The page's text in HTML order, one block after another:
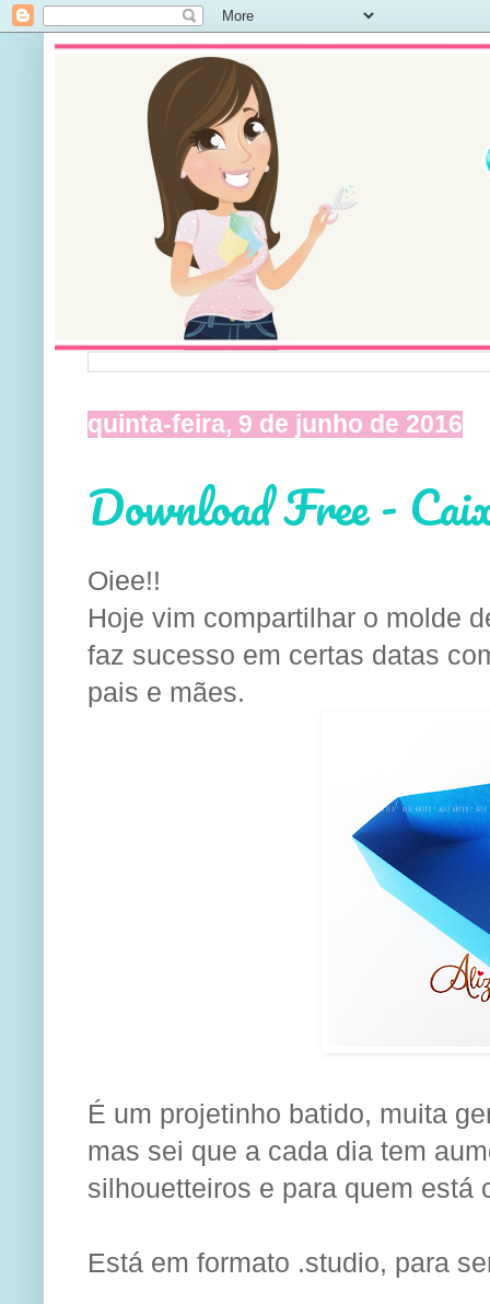
quinta-feira, 9 de junho de 2016
Download Free -
Oiee!!
Hoje vim compartilhar o molde
faz sucesso em certas datas
pais e mães.
É um projetinho batido, muita
mas sei que a cada dia tem
silhouetteiros e para quem está
Está em formato .studio, para